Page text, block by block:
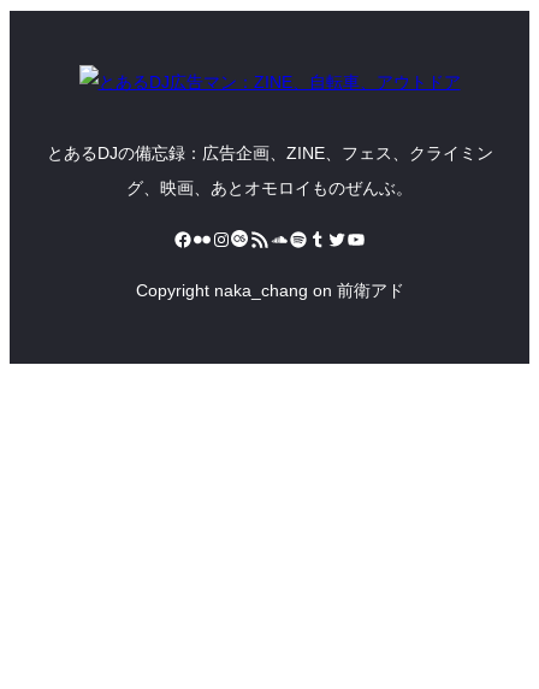
とあるDJの備忘録：広告企画、ZINE、フェス、クライミン
グ、映画、あとオモロイものぜんぶ。
Facebook
FlickrInstagram
Last.fm
RSS フィードSoundCloud
Spotify
Tumblr
Twitter
YouTube
Copyright naka_chang on 前衛アド